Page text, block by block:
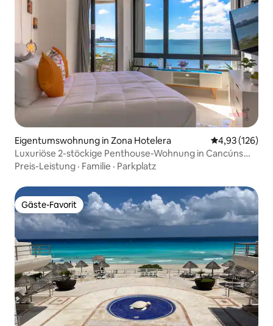
Eigentumswohnung in Zona Hotelera
4,93 (126)
Luxuriöse 2-stöckige Penthouse-Wohnung in Cancúns
Hotelzone, SkyGarden
Preis-Leistung · Familie · Parkplatz
Gäste-Favorit
Gäste-Favorit